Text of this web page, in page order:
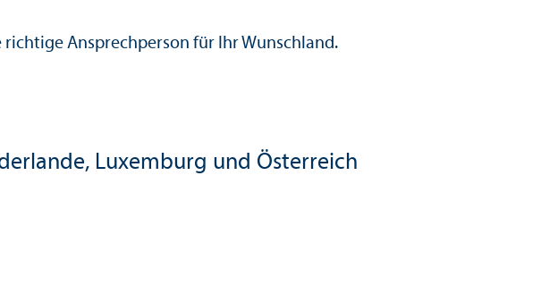
Ansprechperson für Ihr Wunschland.
Luxemburg und Österreich